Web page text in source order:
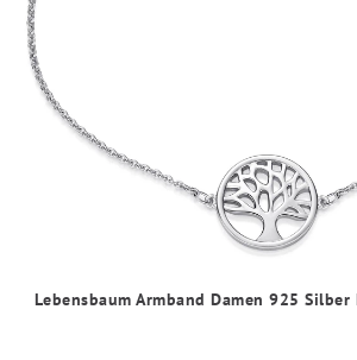
Lebensbaum Armband Damen 925 Silber